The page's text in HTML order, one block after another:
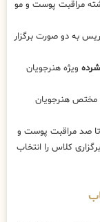
سطح آموزشی در رشته مراقبت پوست و مو
به دو صورت برگزار
ویژه هنرجویان
مختص هنرجویان
صد مراقبت پوست و
کلاس را انتخاب